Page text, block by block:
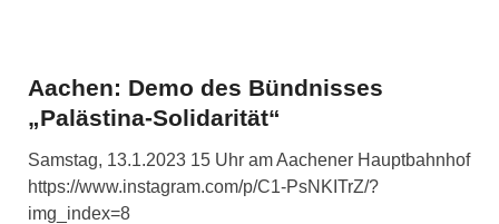
Aachen: Demo des Bündnisses
„Palästina-Solidarität“
Samstag, 13.1.2023 15 Uhr am Aachener Hauptbahnhof
https://www.instagram.com/p/C1-PsNKITrZ/?
img_index=8